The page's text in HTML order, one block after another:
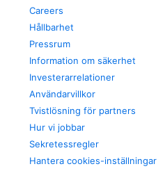
Careers
Hållbarhet
Pressrum
Information om säkerhet
Investerarrelationer
Användarvillkor
Tvistlösning för partners
Hur vi jobbar
Sekretessregler
Hantera cookies-inställningar